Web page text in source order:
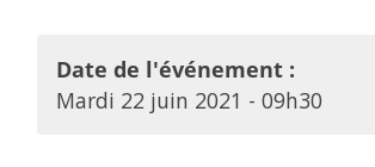
Date de l'événement :
Mardi 22 juin 2021 - 09h30